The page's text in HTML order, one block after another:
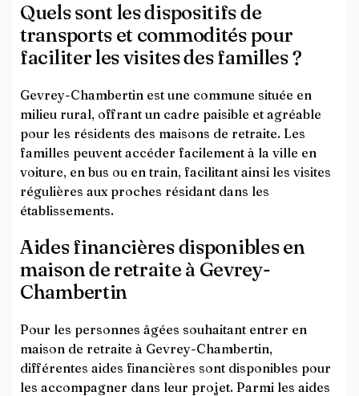
Quels sont les dispositifs de
transports et commodités pour
faciliter les visites des familles ?
Gevrey-Chambertin est une commune située en
milieu rural, offrant un cadre paisible et agréable
pour les résidents des maisons de retraite. Les
familles peuvent accéder facilement à la ville en
voiture, en bus ou en train, facilitant ainsi les visites
régulières aux proches résidant dans les
établissements.
Aides financières disponibles en
maison de retraite à Gevrey-
Chambertin
Pour les personnes âgées souhaitant entrer en
maison de retraite à Gevrey-Chambertin,
différentes aides financières sont disponibles pour
les accompagner dans leur projet. Parmi les aides